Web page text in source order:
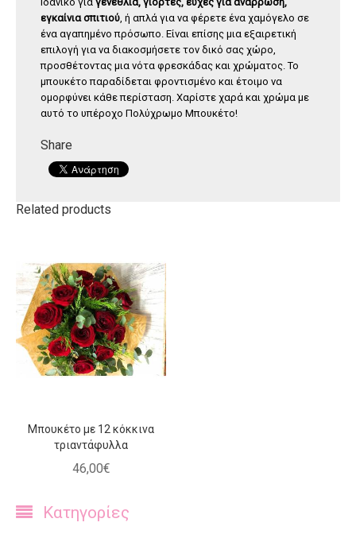
εγκαίνια σπιτιού, ή απλά για να φέρετε ένα χαμόγελο σε
ένα αγαπημένο πρόσωπο. Είναι επίσης μια εξαιρετική
επιλογή για να διακοσμήσετε τον δικό σας χώρο,
προσθέτοντας μια νότα φρεσκάδας και χρώματος. Το
μπουκέτο παραδίδεται φροντισμένο και έτοιμο να
ομορφύνει κάθε περίσταση. Χαρίστε χαρά και χρώμα με
αυτό το υπέροχο Πολύχρωμο Μπουκέτο!
Share
Related products
Μπουκέτο με 12 κόκκινα
τριαντάφυλλα
46,00€
Κατηγορίες